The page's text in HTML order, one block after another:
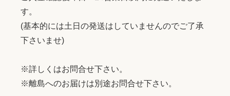
す。
(基本的には土日の発送はしていませんのでご了承
下さいませ)
※詳しくはお問合せ下さい。
※離島へのお届けは別途お問合せ下さい。